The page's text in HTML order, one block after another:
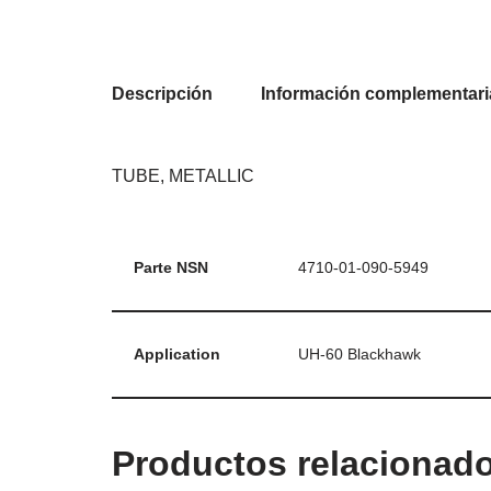
Descripción Información
TUBE, METALLIC
Parte NSN 4710-01-090-5949
Application UH-60 Blackhawk
Productos